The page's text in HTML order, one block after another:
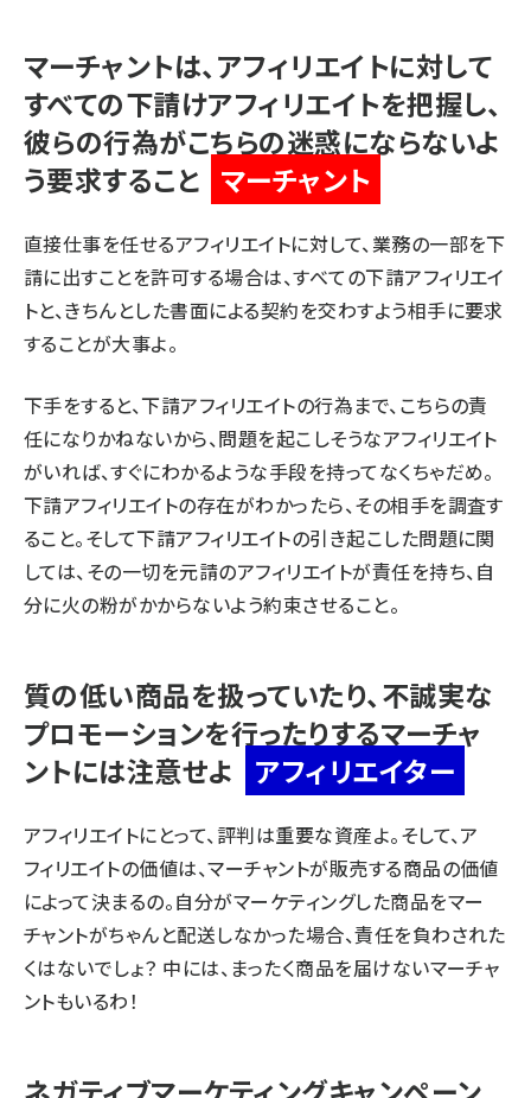
マーチャントは、アフィリエイトに対して
すべての下請けアフィリエイトを把握し、
彼らの行為がこちらの迷惑にならないよ
う要求すること マーチャント
直接仕事を任せるアフィリエイトに対して、業務の一部を下
請に出すことを許可する場合は、すべての下請アフィリエイ
トと、きちんとした書面による契約を交わすよう相手に要求
することが大事よ。
下手をすると、下請アフィリエイトの行為まで、こちらの責
任になりかねないから、問題を起こしそうなアフィリエイト
がいれば、すぐにわかるような手段を持ってなくちゃだめ。
下請アフィリエイトの存在がわかったら、その相手を調査す
ること。そして下請アフィリエイトの引き起こした問題に関
しては、その一切を元請のアフィリエイトが責任を持ち、自
分に火の粉がかからないよう約束させること。
質の低い商品を扱っていたり、不誠実な
プロモーションを行ったりするマーチャ
ントには注意せよ
アフィリエイター
アフィリエイトにとって、評判は重要な資産よ。そして、ア
フィリエイトの価値は、マーチャントが販売する商品の価値
によって決まるの。自分がマーケティングした商品をマー
チャントがちゃんと配送しなかった場合、責任を負わされた
くはないでしょ？ 中には、まったく商品を届けないマーチャ
ントもいるわ！